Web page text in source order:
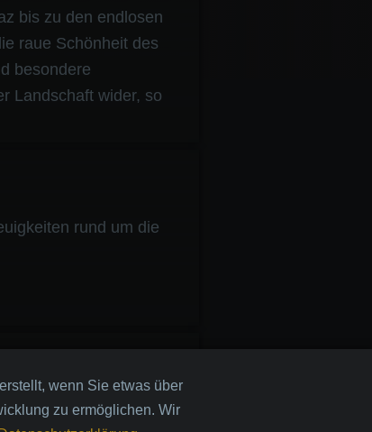
bis zu den endlosen
raue Schönheit des
besondere
Landschaft wider, so
rund um die
wenn Sie etwas über
zu ermöglichen. Wir